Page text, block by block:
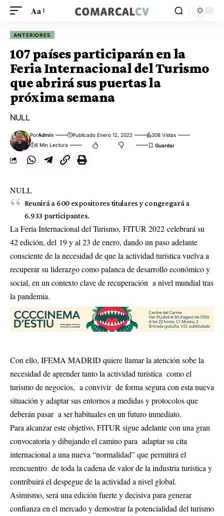
Aa
ANTERIORES
107 países participarán en la
Feria Internacional del Turismo
que abrirá sus puertas la
próxima semana
NULL
PorAdmin Publicado Enero 12, 2022
308 Vistas
6 Min Lectura
NULL
Reunirá a 600 expositores titulares y congregará a
6.933 participantes.
La Feria Internacional del Turismo, FITUR 2022 celebrará su
42 edición, del 19 y al 23 de enero, dando un paso adelante
consciente de la necesidad de que la actividad turística vuelva a
recuperar su liderazgo como palanca de desarrollo económico y
social, en un contexto clave de recuperación a nivel mundial tras
la pandemia.
Con ello, IFEMA MADRID quiere llamar la atención sobe la
necesidad de aprender tanto la actividad turística como el
turismo de negocios, a convivir de forma segura con esta nueva
situación y adaptar sus entornos a medidas y protocolos que
deberán pasar a ser habituales en un futuro inmediato.
Para alcanzar este objetivo, FITUR sigue adelante con una gran
convocatoria y dibujando el camino para adaptar su cita
internacional a una nueva “normalidad” que permitirá el
reencuentro de toda la cadena de valor de la industria turística y
contribuirá el despegue de la actividad a nivel global.
Asimismo, será una edición fuerte y decisiva para generar
confianza en el mercado y demostrar la potencialidad del turismo